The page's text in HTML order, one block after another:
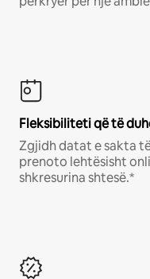
Fleksibiliteti që të
Zgjidh datat e sakta
prenoto lehtësisht
shkresurina shtesë.*